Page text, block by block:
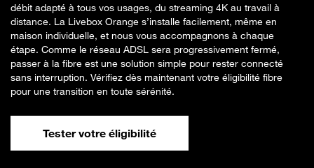
débit adapté à tous vos usages, du streaming 4K au travail à
distance. La Livebox Orange s’installe facilement, même en
maison individuelle, et nous vous accompagnons à chaque
étape. Comme le réseau ADSL sera progressivement fermé,
passer à la fibre est une solution simple pour rester connecté
sans interruption. Vérifiez dès maintenant votre éligibilité fibre
pour une transition en toute sérénité.
Tester votre éligibilité